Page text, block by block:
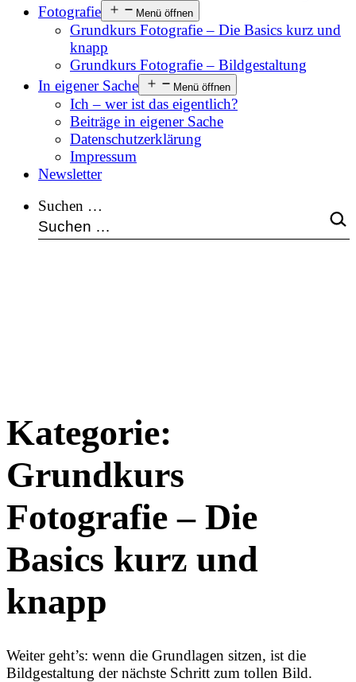
Fotografie
Menü öffnen
Grundkurs Fotografie – Die Basics kurz und
knapp
Grundkurs Fotografie – Bildgestaltung
In eigener Sache
Menü öffnen
Ich – wer ist das eigentlich?
Beiträge in eigener Sache
Datenschutzerklärung
Impressum
Newsletter
Suchen …
Kategorie:
Grundkurs
Fotografie – Die
Basics kurz und
knapp
Weiter geht’s: wenn die Grundlagen sitzen, ist die
Bildgestaltung der nächste Schritt zum tollen Bild.